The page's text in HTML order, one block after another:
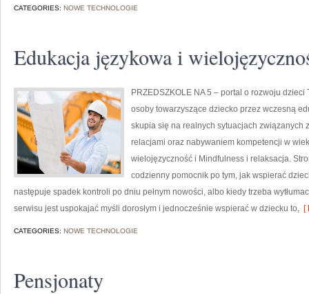
CATEGORIES: NOWE TECHNOLOGIE
Edukacja językowa i
PRZEDSZKOLE NA 5 – portal o rozwoju
osoby towarzyszące dziecko przez wczesną
skupia się na realnych sytuacjach związanych
relacjami oraz nabywaniem kompetencji w
wielojęzyczność i Mindfulness i relaksacja.
codzienny pomocnik po tym, jak wspierać
następuje spadek kontroli po dniu pełnym nowości, albo kiedy trzeba
serwisu jest uspokajać myśli dorosłym i jednocześnie wspierać w dziecku to, [
CATEGORIES: NOWE TECHNOLOGIE
Pensjonaty